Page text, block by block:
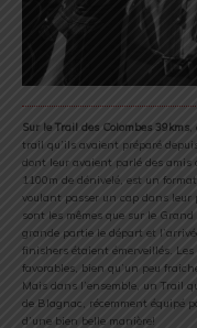
Sur le Trail des Colombes 39kms,
trail qu’ils avaient préparé
dont leur avaient parlé des amis
1100m de dénivelé, est un
voulant passer un cap dans
sont les mêmes que sur le
grande partie le départ et
finishers étaient émerveillés.
favorables, bien qu’un peu
Mais dans l’ensemble, un Trail
de Blagnac, récemment équipé
d’une bien belle manière!